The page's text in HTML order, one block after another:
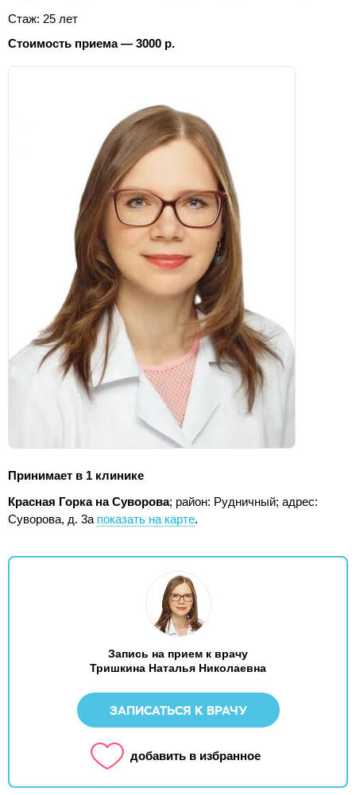
Стаж: 25 лет
Стоимость приема — 3000 р.
Принимает в 1 клинике
Красная Горка на Суворова; район: Рудничный; адрес:
Суворова, д. 3а показать на карте.
Запись на прием к врачу
Тришкина Наталья Николаевна
ЗАПИСАТЬСЯ К ВРАЧУ
добавить в избранное